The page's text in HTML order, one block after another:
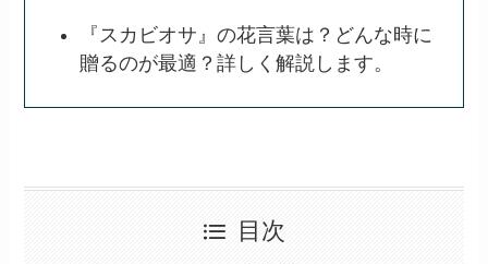
『スカビオサ』の花言葉は？どんな時に
贈るのが最適？詳しく解説します。
目次